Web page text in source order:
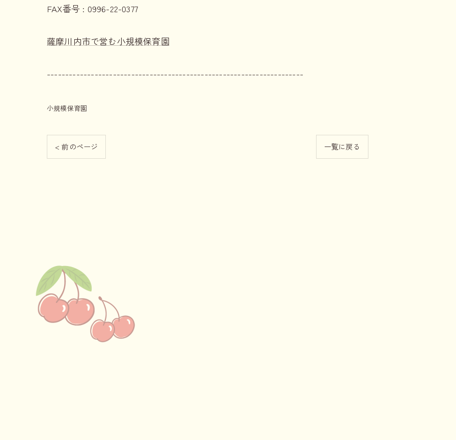
FAX番号 : 0996-22-0377
薩摩川内市で営む小規模保育園
----------------------------------------------------------------------
小規模保育園
< 前のページ 一覧に戻る